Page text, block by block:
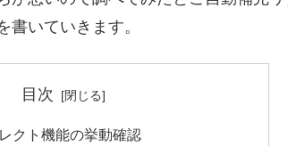
書いていきます。
目次
クト機能の挙動確認